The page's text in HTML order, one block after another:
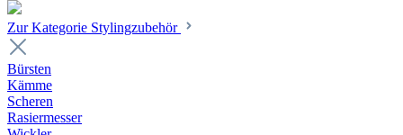
Zur Kategorie Stylingzubehör
Bürsten
Kämme
Scheren
Rasiermesser